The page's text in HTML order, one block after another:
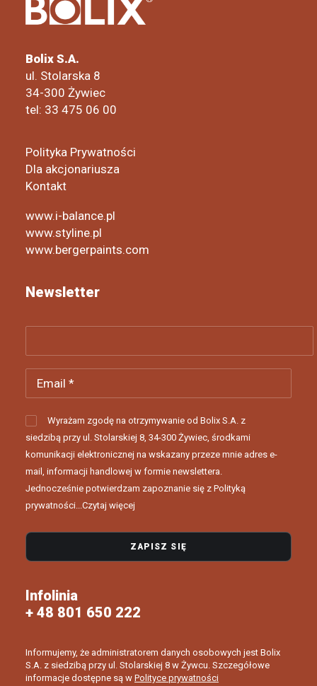
Bolix S.A.
ul. Stolarska 8
34-300 Żywiec
tel: 33 475 06 00
Polityka Prywatności
Dla akcjonariusza
Kontakt
www.i-balance.pl
www.styline.pl
www.bergerpaints.com
Newsletter
Wyrażam zgodę na otrzymywanie od Bolix S.A. z
siedzibą przy ul. Stolarskiej 8, 34-300 Żywiec, środkami
komunikacji elektronicznej na wskazany przeze mnie adres e-
mail, informacji handlowej w formie newslettera.
Jednocześnie potwierdzam zapoznanie się z Polityką
prywatności...Czytaj więcej
Infolinia
+ 48 801 650 222
Informujemy, że administratorem danych osobowych jest Bolix
S.A. z siedzibą przy ul. Stolarskiej 8 w Żywcu. Szczegółowe
informacje dostępne są w Polityce prywatności